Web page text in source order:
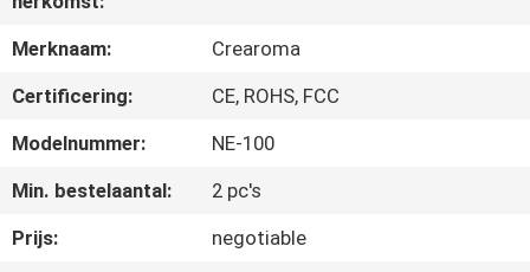
VR-
SHOW
ONGEVEER
FABRIEKSREIS
Merknaam:
Crearoma
Certificering:
CE, ROHS, FCC
Modelnummer:
NE-100
Min. bestelaantal:
2 pc's
Prijs:
negotiable